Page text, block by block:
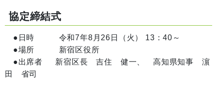
協定締結式
●日時 令和7年8月26日（火） 13：40～
●場所 新宿区役所
●出席者 新宿区長 吉住 健一、 高知県知事 濵
田 省司